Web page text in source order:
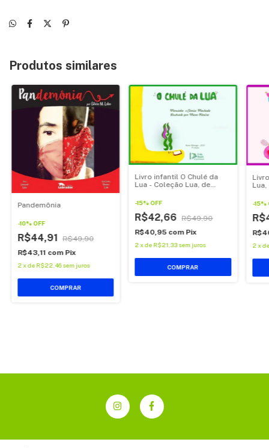
Produtos similares
Pandemônia
-10%OFF
R$44,91
R$49,90
R$43,11 com Pix
2xdeR$22,46 sem juros
COMPRAR
Livro infantil O Chulé da
Lua - Coleção Lua, de
-15%OFF
R$42,66
R$49,90
R$40,95 com Pix
2 xdeR$21,33 sem juros
-15%
2x